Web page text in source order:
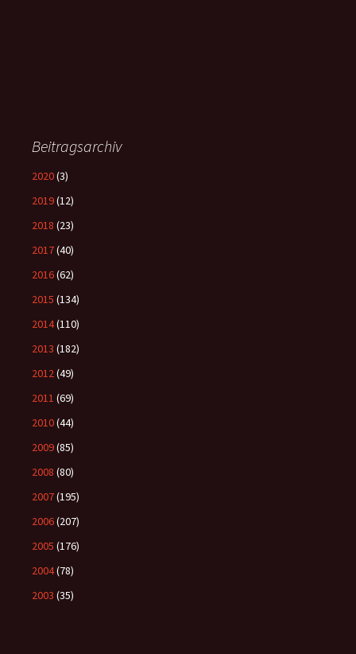
Beitragsarchiv
2020(3)
2019(12)
2018 (23)
2017(40)
2016(62)
2015 (134)
2014(110)
2013 (182)
2012(49)
2011 (69)
2010(44)
2009(85)
2008 (80)
2007(195)
2006(207)
2005 (176)
2004(78)
2003 (35)